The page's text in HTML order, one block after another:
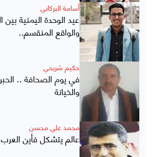
أسامة البركاني
عيد الوحدة اليمنية
والواقع المنقسم..
حكيم شريحي
في يوم الصحافة ..
والخيانة
محمد علي محسن
عالم يتشكل فأين